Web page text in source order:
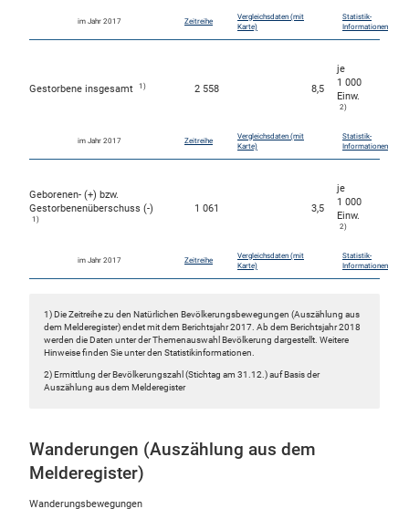
im Jahr 2017 Zeitreihe
Vergleichsdaten (mit
Karte)
Statistik-
Informationen
Gestorbene insgesamt 1) 2 558 8,5
je
1 000
Einw.
2)
im Jahr 2017 Zeitreihe
Vergleichsdaten (mit
Karte)
Statistik-
Informationen
Geborenen- (+) bzw.
Gestorbenenüberschuss (-)
1)
1 061 3,5
je
1 000
Einw.
2)
im Jahr 2017 Zeitreihe
Vergleichsdaten (mit
Karte)
Statistik-
Informationen
1) Die Zeitreihe zu den Natürlichen Bevölkerungsbewegungen (Auszählung aus
dem Melderegister) endet mit dem Berichtsjahr 2017. Ab dem Berichtsjahr 2018
werden die Daten unter der Themenauswahl Bevölkerung dargestellt. Weitere
Hinweise finden Sie unter den Statistikinformationen.
2) Ermittlung der Bevölkerungszahl (Stichtag am 31.12.) auf Basis der
Auszählung aus dem Melderegister
Wanderungen (Auszählung aus dem
Melderegister)
Wanderungsbewegungen